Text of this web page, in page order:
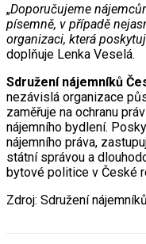
„Doporučujeme
písemně, v případě
organizaci, která
doplňuje Lenka Veselá.
Sdružení nájemníků
nezávislá organizace
zaměřuje na ochranu
nájemního bydlení.
nájemního práva,
státní správou a
bytové politice v České
Zdroj: Sdružení